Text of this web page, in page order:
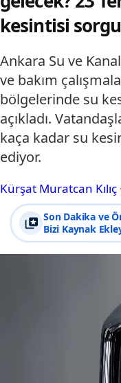
kesintisi
Ankara Su ve
ve bakım
bölgelerinde su
açıkladı.
kaça kadar su
ediyor.
Kürşat Muratcan Kılıç
Son Dakika ve
Bizi Kaynak